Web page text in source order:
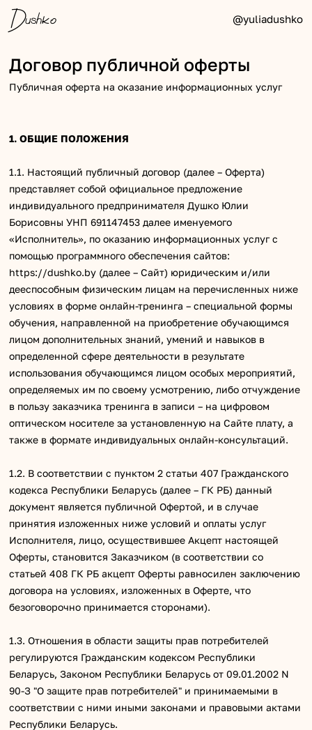
Dushko @yuliadushko
Договор публичной оферты
Публичная оферта на оказание информационных услуг
1. ОБЩИЕ ПОЛОЖЕНИЯ
1.1. Настоящий публичный договор (далее – Оферта)
представляет собой официальное предложение
индивидуального предпринимателя Душко Юлии
Борисовны УНП 691147453 далее именуемого
«Исполнитель», по оказанию информационных услуг с
помощью программного обеспечения сайтов:
https://dushko.by (далее – Сайт) юридическим и/или
дееспособным физическим лицам на перечисленных ниже
условиях в форме онлайн-тренинга – специальной формы
обучения, направленной на приобретение обучающимся
лицом дополнительных знаний, умений и навыков в
определенной сфере деятельности в результате
использования обучающимся лицом особых мероприятий,
определяемых им по своему усмотрению, либо отчуждение
в пользу заказчика тренинга в записи – на цифровом
оптическом носителе за установленную на Сайте плату, а
также в формате индивидуальных онлайн-консультаций.
1.2. В соответствии с пунктом 2 статьи 407 Гражданского
кодекса Республики Беларусь (далее – ГК РБ) данный
документ является публичной Офертой, и в случае
принятия изложенных ниже условий и оплаты услуг
Исполнителя, лицо, осуществившее Акцепт настоящей
Оферты, становится Заказчиком (в соответствии со
статьей 408 ГК РБ акцепт Оферты равносилен заключению
договора на условиях, изложенных в Оферте, что
безоговорочно принимается сторонами).
1.3. Отношения в области защиты прав потребителей
регулируются Гражданским кодексом Республики
Беларусь, Законом Республики Беларусь от 09.01.2002 N
90-З "О защите прав потребителей" и принимаемыми в
соответствии с ними иными законами и правовыми актами
Республики Беларусь.